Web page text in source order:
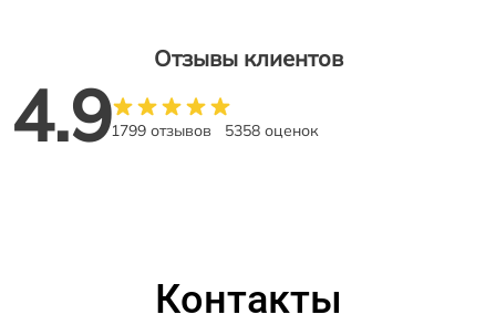
Отзывы клиентов
4.91799 отзывов 5358 оценок
Контакты